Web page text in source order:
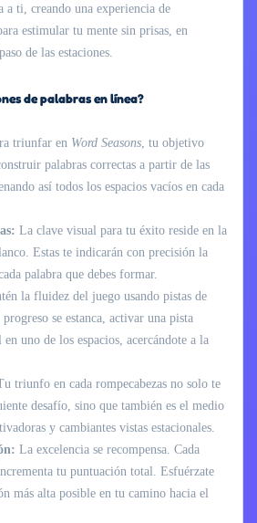
a ti, creando una experiencia de
estimular tu mente sin prisas, en
de las estaciones.
de palabras en línea?
triunfar en Word Seasons , tu objetivo
palabras correctas a partir de las
así todos los espacios vacíos en cada
La clave visual para tu éxito reside en la
Estas te indicarán con precisión la
palabra que debes formar.
la fluidez del juego usando pistas de
se estanca, activar una pista
uno de los espacios, acercándote a la
triunfo en cada rompecabezas no solo te
desafío, sino que también es el medio
y cambiantes vistas estacionales.
La excelencia se recompensa. Cada
tu puntuación total. Esfuérzate
más alta posible en tu camino hacia el